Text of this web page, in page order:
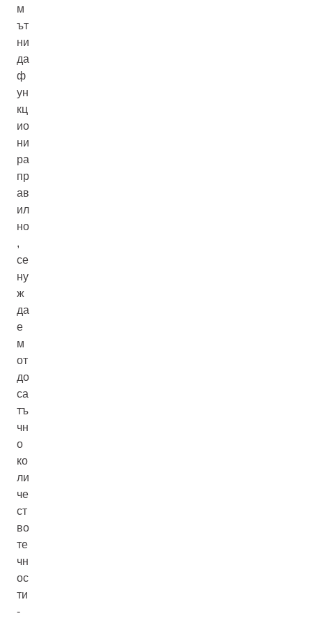
м
ът
ни
да
ф
ун
кц
ио
ни
ра
пр
ав
ил
но
,
се
ну
ж
да
е
м
от
до
са
тъ
чн
о
ко
ли
че
ст
во
те
чн
ос
ти
-